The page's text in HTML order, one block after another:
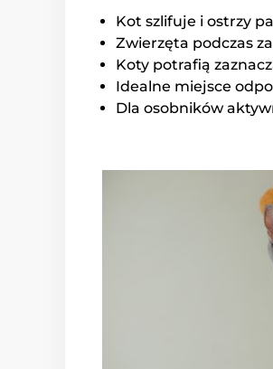
Kot szlifuje i ostrzy
Zwierzęta podczas
Koty potrafią
Idealne miejsce
Dla osobników